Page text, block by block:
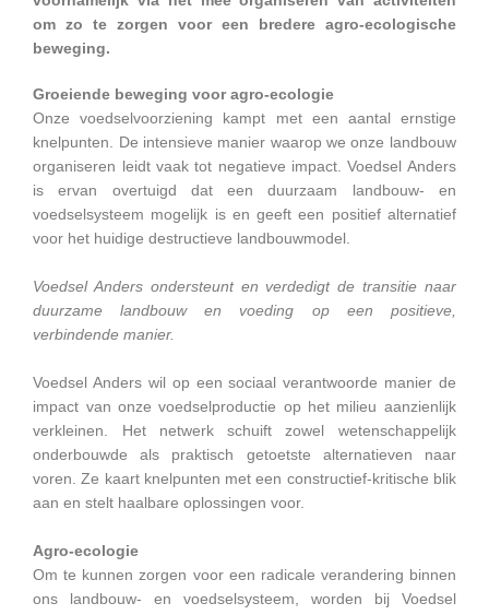
om zo te zorgen voor een bredere agro-ecologische
beweging.
Groeiende beweging voor agro-ecologie
Onze voedselvoorziening kampt met een aantal ernstige
knelpunten. De intensieve manier waarop we onze landbouw
organiseren leidt vaak tot negatieve impact. Voedsel Anders
is ervan overtuigd dat een duurzaam landbouw- en
voedselsysteem mogelijk is en geeft een positief alternatief
voor het huidige destructieve landbouwmodel.
Voedsel Anders ondersteunt en verdedigt de transitie naar
duurzame landbouw en voeding op een positieve,
verbindende manier.
Voedsel Anders wil op een sociaal verantwoorde manier de
impact van onze voedselproductie op het milieu aanzienlijk
verkleinen. Het netwerk schuift zowel wetenschappelijk
onderbouwde als praktisch getoetste alternatieven naar
voren. Ze kaart knelpunten met een constructief-kritische blik
aan en stelt haalbare oplossingen voor.
Agro-ecologie
Om te kunnen zorgen voor een radicale verandering binnen
ons landbouw- en voedselsysteem, worden bij Voedsel